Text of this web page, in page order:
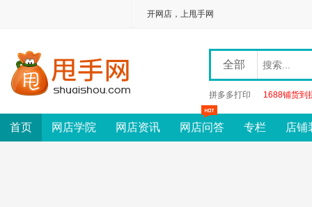
开网店，上甩手网
全部
拼多多打印 1688铺货到
首页 网店学院 网店资讯 网店问答 专栏 店铺